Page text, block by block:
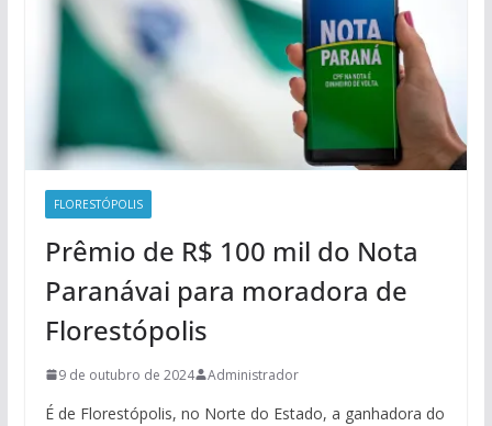
FLORESTÓPOLIS
Prêmio de R$ 100 mil do Nota
Paranávai para moradora de
Florestópolis
9 de outubro de 2024 Administrador
É de Florestópolis, no Norte do Estado, a ganhadora do